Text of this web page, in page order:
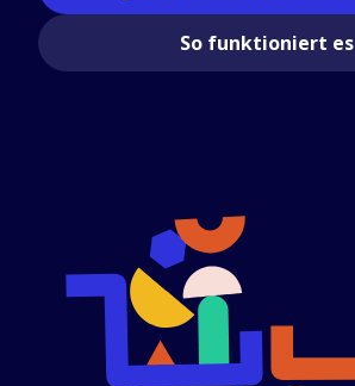
So funktioniert es